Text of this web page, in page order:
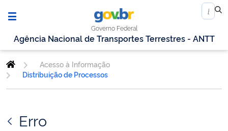
Governo Federal
Agência Nacional de Transportes Terrestres - ANTT
Acesso à Informação
Distribuição de Processos
Erro